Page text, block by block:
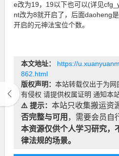
e改为19，19以下也可以(详见
nt改为8就开启了，后面daoheng
开启的元神法宝位个数。
本文地址：
https://
862.html
版权声明： 本站转载仅出于为网
有侵权 请提供权属证明 通知本
⚠️ 提示： 本站只收集搬运资
否完整与可用 ，需要会员自
本资源仅供个人学习研究，
律法规的场景。